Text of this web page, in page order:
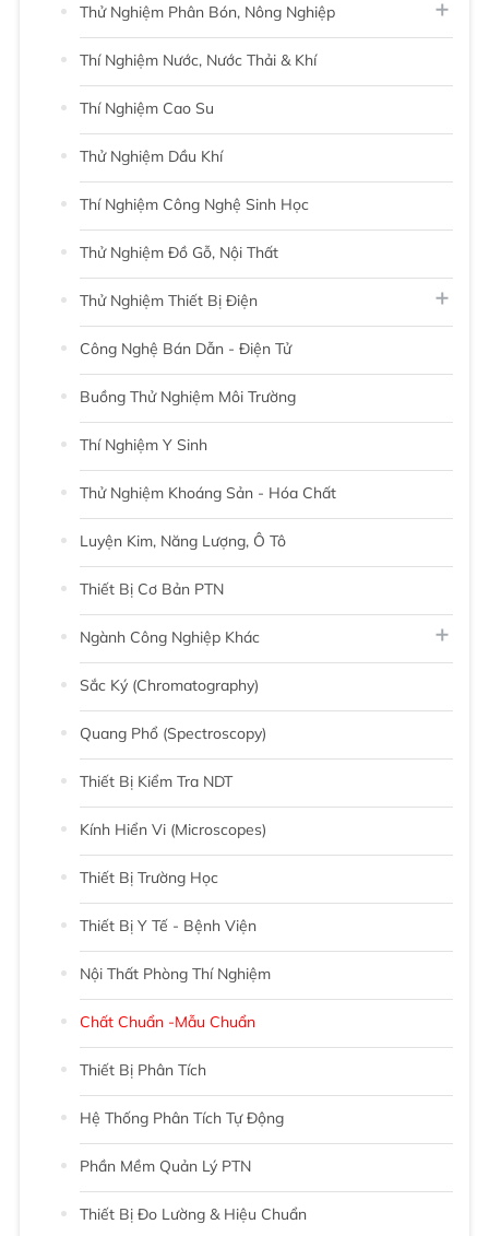
Thử Nghiệm Phân Bón, Nông Nghiệp
Thí Nghiệm Nước, Nước Thải & Khí
Thí Nghiệm Cao Su
Thử Nghiệm Dầu Khí
Thí Nghiệm Công Nghệ Sinh Học
Thử Nghiệm Đồ Gỗ, Nội Thất
Thử Nghiệm Thiết Bị Điện
Công Nghệ Bán Dẫn - Điện Tử
Buồng Thử Nghiệm Môi Trường
Thí Nghiệm Y Sinh
Thử Nghiệm Khoáng Sản - Hóa Chất
Luyện Kim, Năng Lượng, Ô Tô
Thiết Bị Cơ Bản PTN
Ngành Công Nghiệp Khác
Sắc Ký (chromatography)
Quang Phổ (Spectroscopy)
Thiết Bị Kiểm Tra NDT
Kính Hiển Vi (Microscopes)
Thiết Bị Trường Học
Thiết Bị Y Tế - Bệnh Viện
Nội Thất Phòng Thí Nghiệm
Chất Chuẩn -Mẫu Chuẩn
Thiết Bị Phân Tích
Hệ Thống Phân Tích Tự Động
Phần Mềm Quản Lý PTN
Thiết Bị Đo Lường & Hiệu Chuẩn